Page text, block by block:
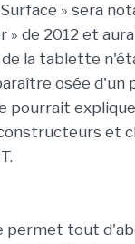
» sera
» de 2012 et
la tablette
osée d'un
pourrait
et
permet tout